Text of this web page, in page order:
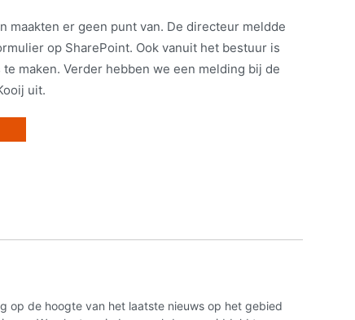
maakten er geen punt van. De directeur meldde
op SharePoint. Ook vanuit het bestuur is
maken. Verder hebben we een melding bij de
uit.
op de hoogte van het laatste nieuws op het gebied